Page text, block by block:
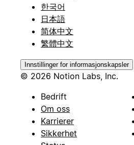
한국어
日本語
简体中文
繁體中文
Innstillinger for informasjonskapsler
© 2026 Notion Labs, Inc.
Bedrift
Om oss
Karrierer
Sikkerhet